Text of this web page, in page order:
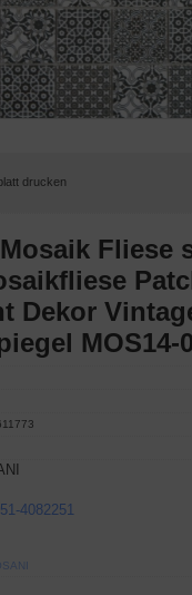
drucken
Fliese
Dekor
MOS14-
4082251